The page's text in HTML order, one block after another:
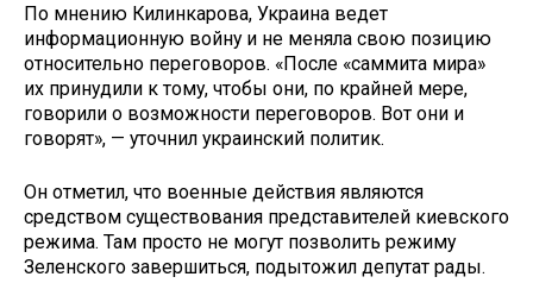
По мнению Килинкарова, Украина ведет
информационную войну и не меняла свою позицию
относительно переговоров. «После «саммита мира»
их принудили к тому, чтобы они, по крайней мере,
говорили о возможности переговоров. Вот они и
говорят», — уточнил украинский политик.
Он отметил, что военные действия являются
средством существования представителей киевского
режима. Там просто не могут позволить режиму
Зеленского завершиться, подытожил депутат рады.